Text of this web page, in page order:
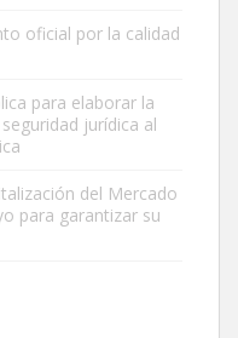
hace menos de un mes,
oficial por la calidad
para elaborar la
jurídica al
del Mercado
para garantizar su